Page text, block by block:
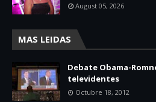
August 05, 2026
MAS LEIDAS
Debate Obama-
televidentes
Octubre 18, 2012